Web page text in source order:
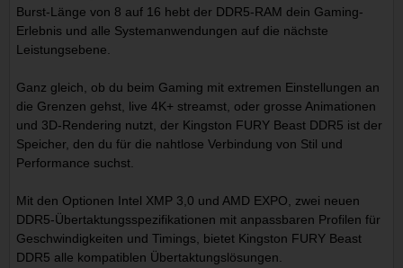
Burst-Länge von 8 auf 16 hebt der DDR5-RAM dein Gaming-
Erlebnis und alle Systemanwendungen auf die nächste
Leistungsebene.
Ganz gleich, ob du beim Gaming mit extremen Einstellungen an
die Grenzen gehst, live 4K+ streamst, oder grosse Animationen
und 3D-Rendering nutzt, der Kingston FURY Beast DDR5 ist der
Speicher, den du für die nahtlose Verbindung von Stil und
Performance suchst.
Mit den Optionen Intel XMP 3,0 und AMD EXPO, zwei neuen
DDR5-Übertaktungsspezifikationen mit anpassbaren Profilen für
Geschwindigkeiten und Timings, bietet Kingston FURY Beast
DDR5 alle kompatiblen Übertaktungslösungen.